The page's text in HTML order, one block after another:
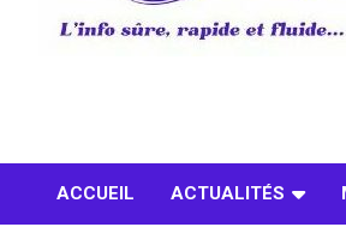
ACCUEIL ACTUALITÉS